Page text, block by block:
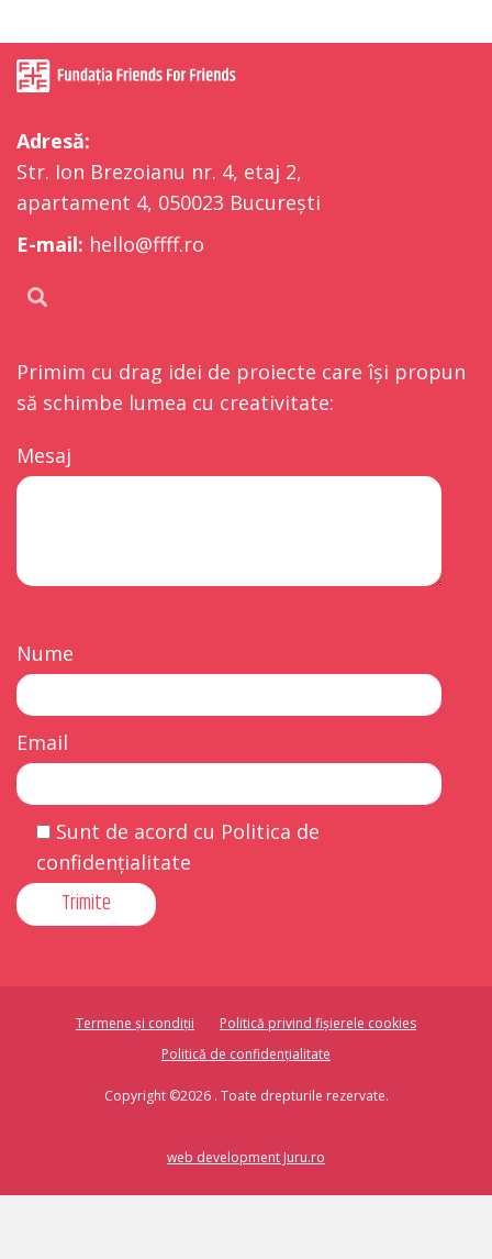
Adresă:
Str. Ion Brezoianu nr. 4, etaj 2,
apartament 4, 050023 București
E-mail: hello@ffff.ro
Primim cu drag idei de proiecte care își propun
să schimbe lumea cu creativitate:
Mesaj
Nume
Email
Sunt de acord cu Politica de
confidențialitate
Termene și condiții
Politică privind fișierele cookies
Politică de confidențialitate
Copyright ©2026 . Toate drepturile rezervate.
web development Juru.ro